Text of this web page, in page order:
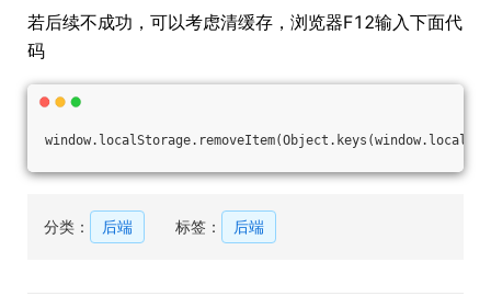
若后续不成功，可以考虑清缓存，浏览器F12输入下面代
码
分类： 后端 标签： 后端